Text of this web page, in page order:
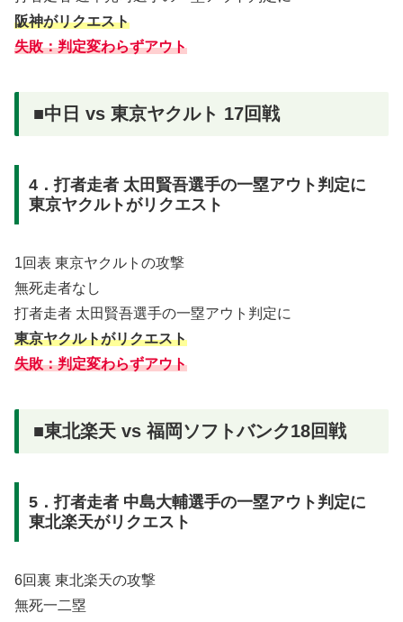
阪神がリクエスト
失敗：判定変わらずアウト
■中日 vs 東京ヤクルト 17回戦
4．打者走者 太田賢吾選手の一塁アウト判定に
東京ヤクルトがリクエスト
1回表 東京ヤクルトの攻撃
無死走者なし
打者走者 太田賢吾選手の一塁アウト判定に
東京ヤクルトがリクエスト
失敗：判定変わらずアウト
■東北楽天 vs 福岡ソフトバンク18回戦
5．打者走者 中島大輔選手の一塁アウト判定に
東北楽天がリクエスト
6回裏 東北楽天の攻撃
無死一二塁